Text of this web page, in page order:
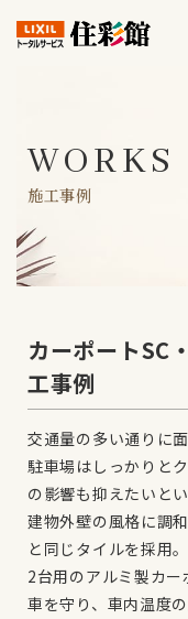
WORKS
施工事例
カーポートSC
工事例
交通量の多い通りに
駐車場はしっかりと
の影響も抑えたいと
建物外壁の風格に調
と同じタイルを採用。
2台用のアルミ製カ
車を守り、車内温度